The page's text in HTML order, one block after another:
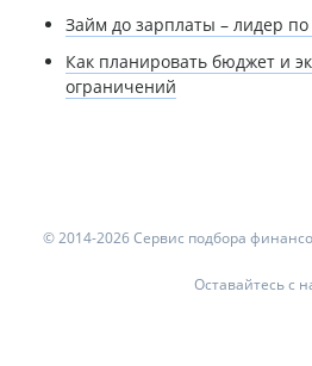
Займ до зарплаты – лидер
Как планировать бюджет и
ограничений
© 2014-2026 Сервис подбора
Оставайтесь с